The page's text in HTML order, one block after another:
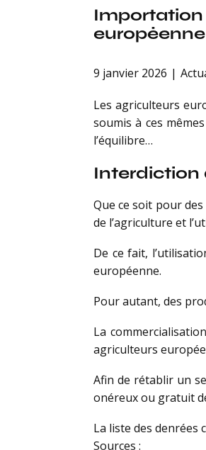
Importation
européenne
9 janvier 2026
Les agriculteurs
soumis à ces
l’équilibre…
Interdiction
Que ce soit pour
de l’agriculture et
De ce fait,
européenne.
Pour autant, des
La
agriculteurs
Afin de rétablir un
onéreux ou gratuit
La liste des denrées
Sources :